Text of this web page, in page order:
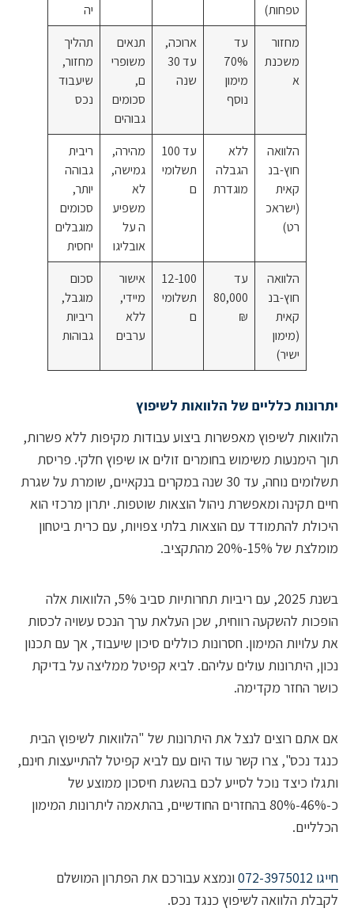
עד
70%
שנה
תנאים
משופרי
ם,
תהליך
מחזור,
נכס
ללא
הגבלה
מוגדרת
תשלומי
ם
מהירה,
גמישה,
ריבית
גבוהה
סכומים
מוגבלים
יחסית
עד
80,000
₪
תשלומי
אישור
מיידי,
סכום
מוגבל,
ריביות
גבוהות
כלליים של הלוואות לשיפוץ
לשיפוץ מאפשרות ביצוע עבודות מקיפות ללא פשרות,
משימוש בחומרים זולים או שיפוץ חלקי. פריסת
תשלומים נוחה, עד 30 שנה במקרים בנקאיים, שומרת על שגרת
תקינה ומאפשרת ניהול הוצאות שוטפות. יתרון מרכזי הוא
להתמודד עם הוצאות בלתי צפויות, עם כרית ביטחון
20% מהתקציב.
בשנת 2025, עם ריביות תחרותיות סביב 5%, הלוואות אלה
להשקעה רווחית, שכן העלאת ערך הנכס עשויה לכסות
המימון. חסרונות כוללים סיכון שיעבוד, אך עם תכנון
היתרונות עולים עליהם. לביא קפיטל ממליצה על בדיקת
החזר מקדימה.
רוצים לנצל את היתרונות של "הלוואות לשיפוץ הבית
נכס", צרו קשר עוד היום עם לביא קפיטל להתייעצות חינם,
כיצד נוכל לסייע לכם בהשגת חיסכון ממוצע של
כ-46%-80% בהחזרים החודשיים, בהתאמה ליתרונות המימון
ונמצא עבורכם את הפתרון המושלם
הלוואה לשיפוץ כנגד נכס.